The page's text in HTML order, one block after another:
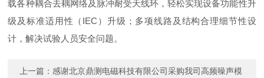
载各种耦合去耦网络及脉冲耐受天线环，轻松实现设备功能性升
级及标准适用性（IEC）升级；多项线路及结构合理细节性设
计，解决试验人员安全问题。
上一篇： 感谢北京鼎测电磁科技有限公司采购我司高频噪声模